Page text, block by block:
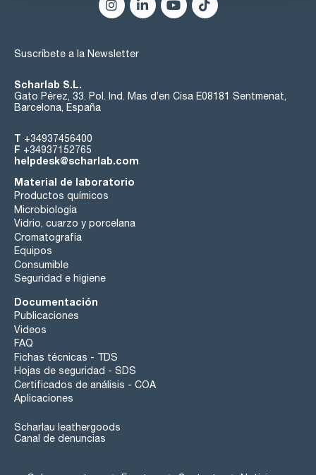
Suscríbete a la Newsletter
Scharlab S.L.
Gato Pérez, 33. Pol. Ind. Mas d’en Cisa E08181 Sentmenat,
Barcelona, España
T +34937456400
F +34937152765
helpdesk@scharlab.com
Material de laboratorio
Productos químicos
Microbiología
Vidrio, cuarzo y porcelana
Cromatografía
Equipos
Consumible
Seguridad e higiene
Documentación
Publicaciones
Videos
FAQ
Fichas técnicas - TDS
Hojas de seguridad - SDS
Certificados de análisis - COA
Aplicaciones
Scharlau leathergoods
Canal de denuncias